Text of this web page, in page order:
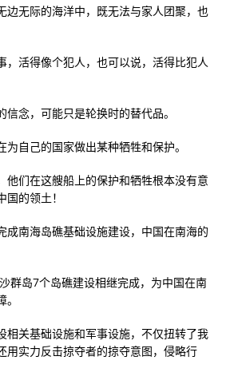
边无际的海洋中，既无法与家人团聚，也
，活得像个犯人，也可以说，活得比犯人
念，可能只是轮换时的替代品。
自己的国家做出某种牺牲和保护。
他们在这艘船上的保护和牺牲根本没有意
的领土！
成南海岛礁基础设施建设，中国在南海的
群岛7个岛礁建设相继完成，为中国在南
相关基础设施和军事设施，不仅扭转了我
用实力反击掠夺者的掠夺意图，侵略行